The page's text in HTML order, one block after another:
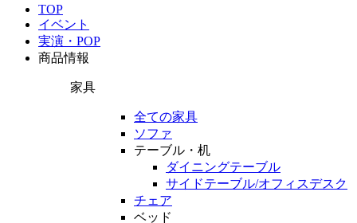
TOP
イベント
実演・POP
商品情報
家具
全ての家具
ソファ
テーブル・机
ダイニングテーブル
サイドテーブル/オフィスデスク
チェア
ベッド